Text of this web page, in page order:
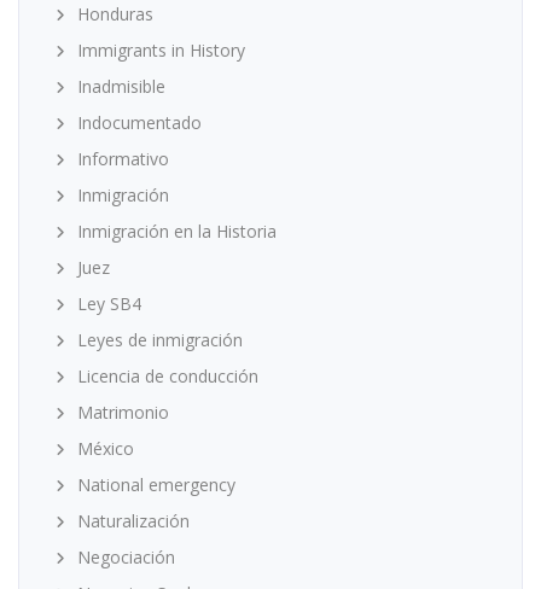
Honduras
Immigrants in History
Inadmisible
Indocumentado
Informativo
Inmigración
Inmigración en la Historia
Juez
Ley SB4
Leyes de inmigración
Licencia de conducción
Matrimonio
México
National emergency
Naturalización
Negociación